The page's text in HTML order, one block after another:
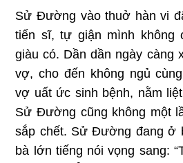
Sử Đường vào thuở hàn vi
tiến sĩ, tự giận mình không
giàu có. Dần dần ngày càng
vợ, cho đến không ngủ
vợ uất ức sinh bệnh, nằm
Sử Đường cũng không một
sắp chết. Sử Đường đang ở
bà lớn tiếng nói vọng sang: